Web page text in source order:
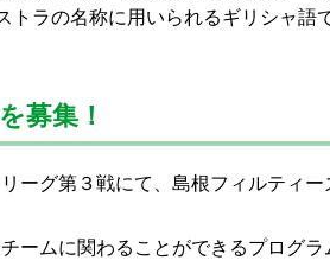
トラの名称に用いられるギリシャ
募集！
ーグ第３戦にて、島根フィルティ
ームに関わることができるプログラ